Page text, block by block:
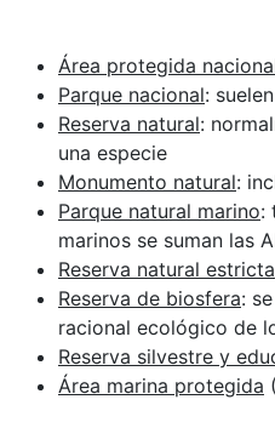
Área protegida
Parque nacional:
Reserva natural:
una especie
Monumento natural:
Parque natural marino:
marinos se suman las
Reserva natural estricta
Reserva de biosfera:
racional ecológico de
Reserva silvestre y
Área marina protegida